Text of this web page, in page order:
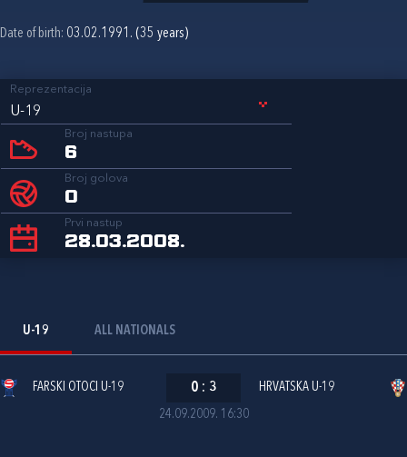
Date of birth: 03.02.1991. (35 years)
Reprezentacija
U-19
Broj nastupa
6
Broj golova
0
Prvi nastup
28.03.2008.
U-19 ALL NATIONALS
24.09.2009. 16:30
FARSKI OTOCI U-19 0 : 3 HRVATSKA U-19